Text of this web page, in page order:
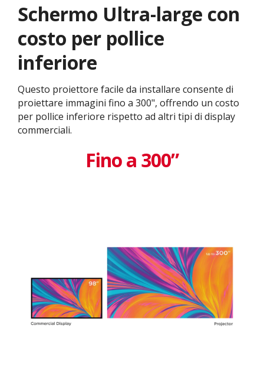
Schermo Ultra-large con
costo per pollice
inferiore
Questo proiettore facile da installare consente di
proiettare immagini fino a 300", offrendo un costo
per pollice inferiore rispetto ad altri tipi di display
commerciali.
Fino a 300”